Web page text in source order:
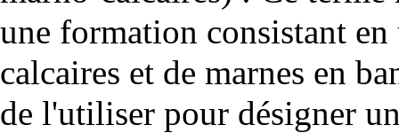
une formation consistant
calcaires et de marnes en
de l'utiliser pour désigner